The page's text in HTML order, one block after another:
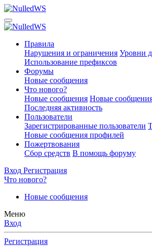
Правила
Нарушения и ограничения Уровни
Использование префиксов
Форумы
Новые сообщения
Что нового?
Новые сообщения Новые
Последняя активность
Пользователи
Зарегистрированные пользователи
Новые сообщения профилей
Пожертвования
Сбор средств В помощь форуму
Вход Регистрация
Что нового?
Новые сообщения
Меню
Вход
Регистрация